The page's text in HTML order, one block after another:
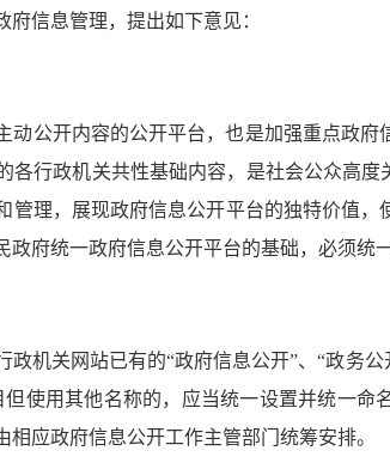
信息管理，提出如下意见：
动公开内容的公开平台，也是加强重点政
各行政机关共性基础内容，是社会公众高
管理，展现政府信息公开平台的独特价值
府统一政府信息公开平台的基础，必须统
政机关网站已有的“政府信息公开”、“政务
使用其他名称的，应当统一设置并统一
应政府信息公开工作主管部门统筹安排。